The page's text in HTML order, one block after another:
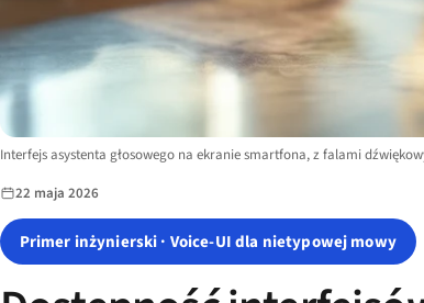
Image description:
Interfejs asystenta głosowego na ekranie smartfona, z falami
22 maja 2026
Primer inżynierski · Voice-UI dla nietypowej mowy